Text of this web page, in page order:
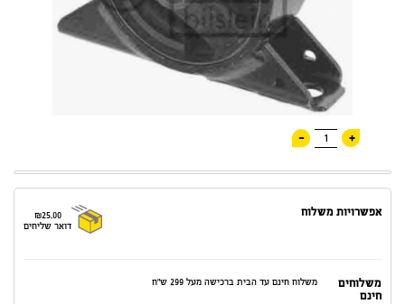
+
1
-
אפשרויות משלוח
₪25.00
דואר שליחים
משלוחים
חינם
משלוח חינם עד הבית ברכישה מעל 299 ש"ח